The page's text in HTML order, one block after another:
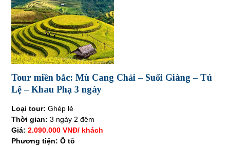
Tour miền bắc: Mù Cang Chải – Suối Giàng – Tú
Lệ – Khau Phạ 3 ngày
Loại tour: Ghép lẻ
Thời gian: 3 ngày 2 đêm
Giá:2.090.000 VNĐ/ khách
Phương tiện: Ô tô